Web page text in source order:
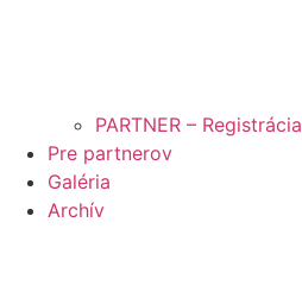
PARTNER – Registrácia
Pre partnerov
Galéria
Archív